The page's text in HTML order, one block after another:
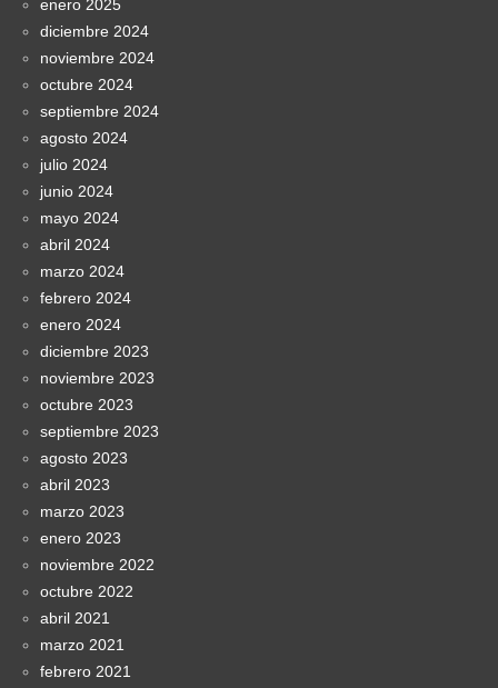
enero 2025
diciembre 2024
noviembre 2024
octubre 2024
septiembre 2024
agosto 2024
julio 2024
junio 2024
mayo 2024
abril 2024
marzo 2024
febrero 2024
enero 2024
diciembre 2023
noviembre 2023
octubre 2023
septiembre 2023
agosto 2023
abril 2023
marzo 2023
enero 2023
noviembre 2022
octubre 2022
abril 2021
marzo 2021
febrero 2021